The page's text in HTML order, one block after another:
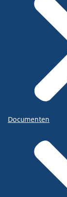
Documenten